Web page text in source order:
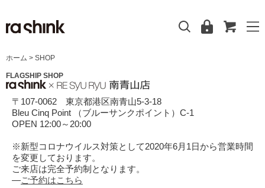
ホーム > SHOP
FLAGSHIP SHOP
〒107-0062 東京都港区南青山5-3-18
Bleu Cinq Point （ブルーサンクポイント）C-1
OPEN 12:00～20:00
※新型コロナウイルス対策として2020年6月1日から営業時間
を変更しております。
ご来店は完全予約制となります。
―ご予約はこちら